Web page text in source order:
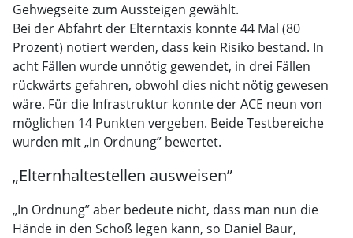
Gehwegseite zum Aussteigen gewählt.
Bei der Abfahrt der Elterntaxis konnte 44 Mal (80
Prozent) notiert werden, dass kein Risiko bestand. In
acht Fällen wurde unnötig gewendet, in drei Fällen
rückwärts gefahren, obwohl dies nicht nötig gewesen
wäre. Für die Infrastruktur konnte der ACE neun von
möglichen 14 Punkten vergeben. Beide Testbereiche
wurden mit „in Ordnung” bewertet.
„Elternhaltestellen ausweisen”
„In Ordnung” aber bedeute nicht, dass man nun die
Hände in den Schoß legen kann, so Daniel Baur,